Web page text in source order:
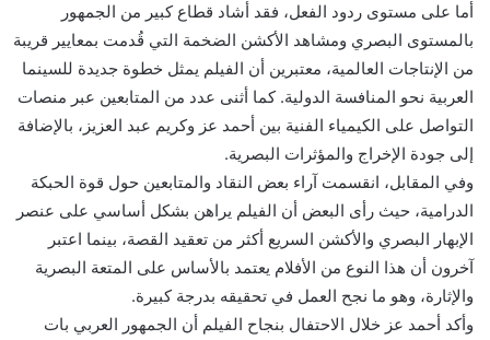
أما على مستوى ردود الفعل، فقد أشاد قطاع كبير من الجمهور
بالمستوى البصري ومشاهد الأكشن الضخمة التي قُدمت بمعايير قريبة
من الإنتاجات العالمية، معتبرين أن الفيلم يمثل خطوة جديدة للسينما
العربية نحو المنافسة الدولية. كما أثنى عدد من المتابعين عبر منصات
التواصل على الكيمياء الفنية بين أحمد عز وكريم عبد العزيز، بالإضافة
إلى جودة الإخراج والمؤثرات البصرية.
وفي المقابل، انقسمت آراء بعض النقاد والمتابعين حول قوة الحبكة
الدرامية، حيث رأى البعض أن الفيلم يراهن بشكل أساسي على عنصر
الإبهار البصري والأكشن السريع أكثر من تعقيد القصة، بينما اعتبر
آخرون أن هذا النوع من الأفلام يعتمد بالأساس على المتعة البصرية
والإثارة، وهو ما نجح العمل في تحقيقه بدرجة كبيرة.
وأكد أحمد عز خلال الاحتفال بنجاح الفيلم أن الجمهور العربي بات